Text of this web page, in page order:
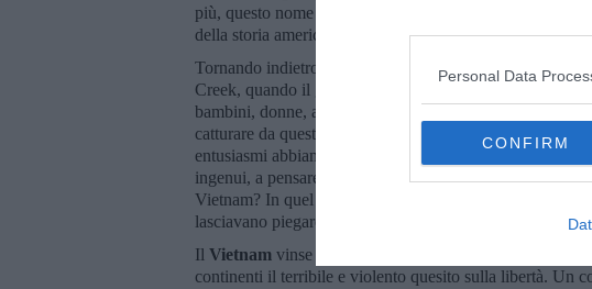
Personal Data
CONFIRM
più, questo nome non dice niente. Eppure è a
della storia americana, o almeno dell’intero Novecento.
Tornando indietro nel tempo, in effetti, incontriamo il
Creek, quando il giovane colonnello
ordinò
bambini, donne, anziani, colti nel sonno, arrossarono il
catturare da questo Paese che con i suoi veleni ha
entusiasmi abbiamo riempito le nostre strade, convinti di
ingenui, a pensare che il bene e il male fossero
Vietnam? In quel Vietnam leggendario dove i piccoli
lasciavano piegare dai giganti tecnologici?
Il Vietnam vinse la sua guerra di liberazione, ma la
continenti il terribile e violento quesito sulla libertà. Un